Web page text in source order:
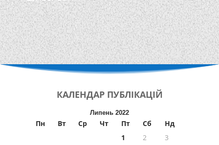
КАЛЕНДАР ПУБЛІКАЦІЙ
Липень 2022
Пн Вт Ср Чт Пт Сб
Нд
1
2
3